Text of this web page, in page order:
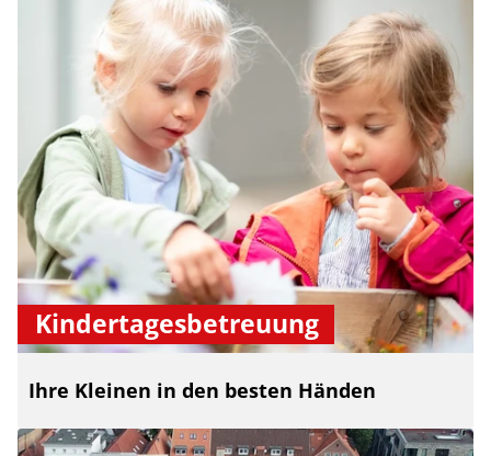
Kindertagesbetreuung
Ihre Kleinen in den besten Händen